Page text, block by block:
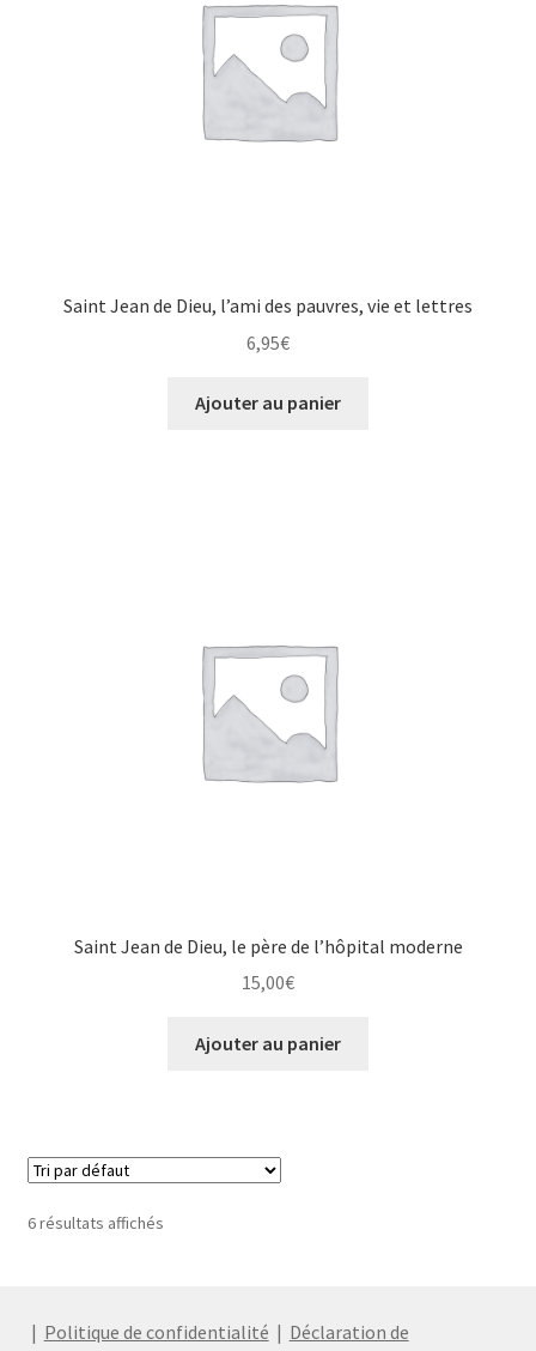
Saint Jean de Dieu, l’ami des pauvres, vie et lettres
6,95€
Ajouter au panier
Saint Jean de Dieu, le père de l’hôpital moderne
15,00€
Ajouter au panier
6 résultats affichés
| Politique de confidentialité | Déclaration de